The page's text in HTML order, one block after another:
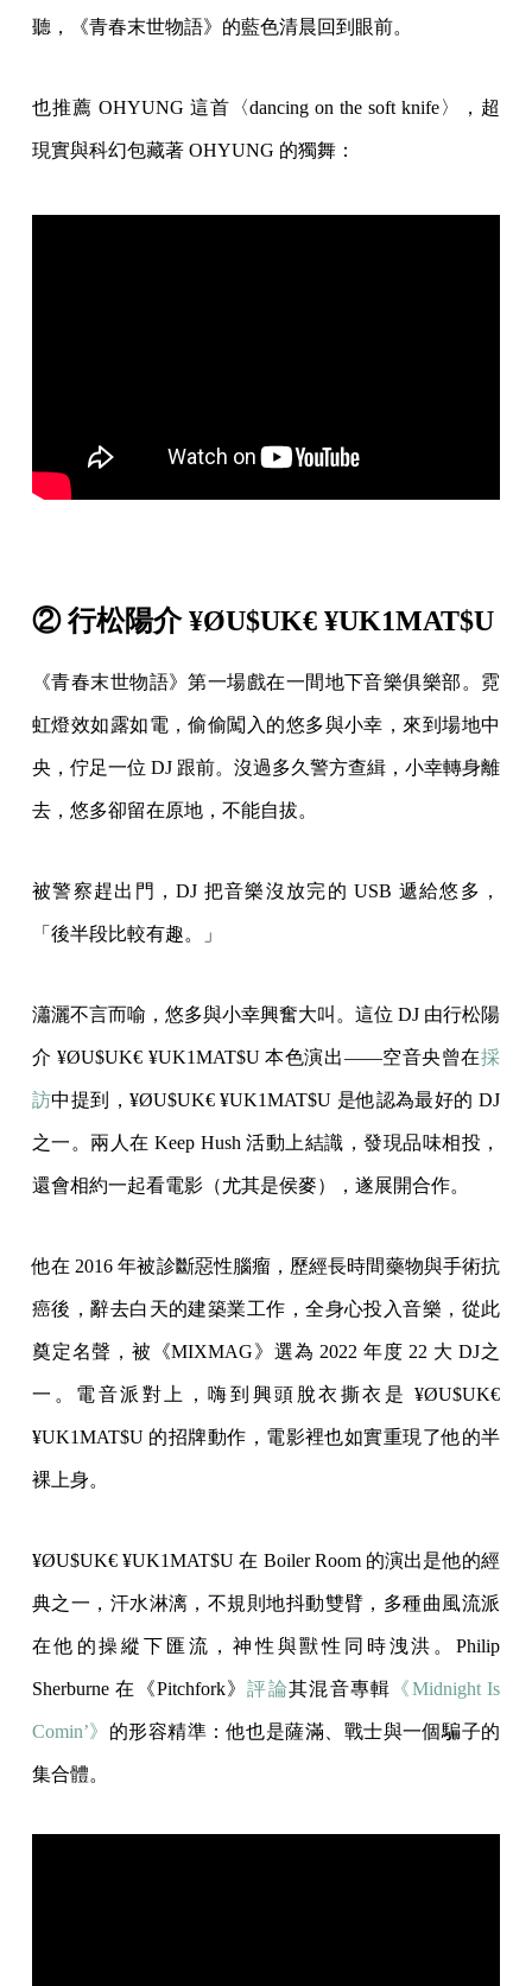
聽，《青春末世物語》的藍色清晨回到眼前。
也推薦 OHYUNG 這首〈dancing on the soft knife〉，超
現實與科幻包藏著 OHYUNG 的獨舞：
② 行松陽介 ¥ØU$UK€ ¥UK1MAT$U
《青春末世物語》第一場戲在一間地下音樂俱樂部。霓
虹燈效如露如電，偷偷闖入的悠多與小幸，來到場地中
央，佇足一位 DJ 跟前。沒過多久警方查緝，小幸轉身離
去，悠多卻留在原地，不能自拔。
被警察趕出門，DJ 把音樂沒放完的 USB 遞給悠多，
「後半段比較有趣。」
瀟灑不言而喻，悠多與小幸興奮大叫。這位 DJ 由行松陽
介 ¥ØU$UK€ ¥UK1MAT$U 本色演出——空音央曾在採
訪中提到，¥ØU$UK€ ¥UK1MAT$U 是他認為最好的 DJ
之一。兩人在 Keep Hush 活動上結識，發現品味相投，
還會相約一起看電影（尤其是侯麥），遂展開合作。
他在 2016 年被診斷惡性腦瘤，歷經長時間藥物與手術抗
癌後，辭去白天的建築業工作，全身心投入音樂，從此
奠定名聲，被《MIXMAG》選為 2022 年度 22 大 DJ之
一。電音派對上，嗨到興頭脫衣撕衣是 ¥ØU$UK€
¥UK1MAT$U 的招牌動作，電影裡也如實重現了他的半
裸上身。
¥ØU$UK€ ¥UK1MAT$U 在 Boiler Room 的演出是他的經
典之一，汗水淋漓，不規則地抖動雙臂，多種曲風流派
在他的操縱下匯流，神性與獸性同時洩洪。Philip
Sherburne 在《Pitchfork》評論其混音專輯 《Midnight Is
Comin’》 的形容精準：他也是薩滿、戰士與一個騙子的
集合體。